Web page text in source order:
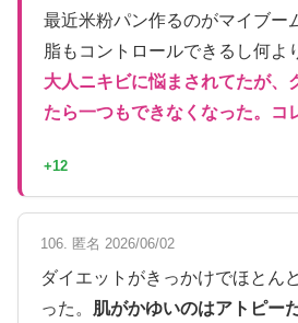
最近米粉パン作るのがマイブー
脂もコントロールできるし何よ
大人ニキビに悩まされてたが、
たら一つもできなくなった。コ
+12
106. 匿名 2026/06/02
ダイエットがきっかけでほとん
った。 肌がかゆいのはアトピー